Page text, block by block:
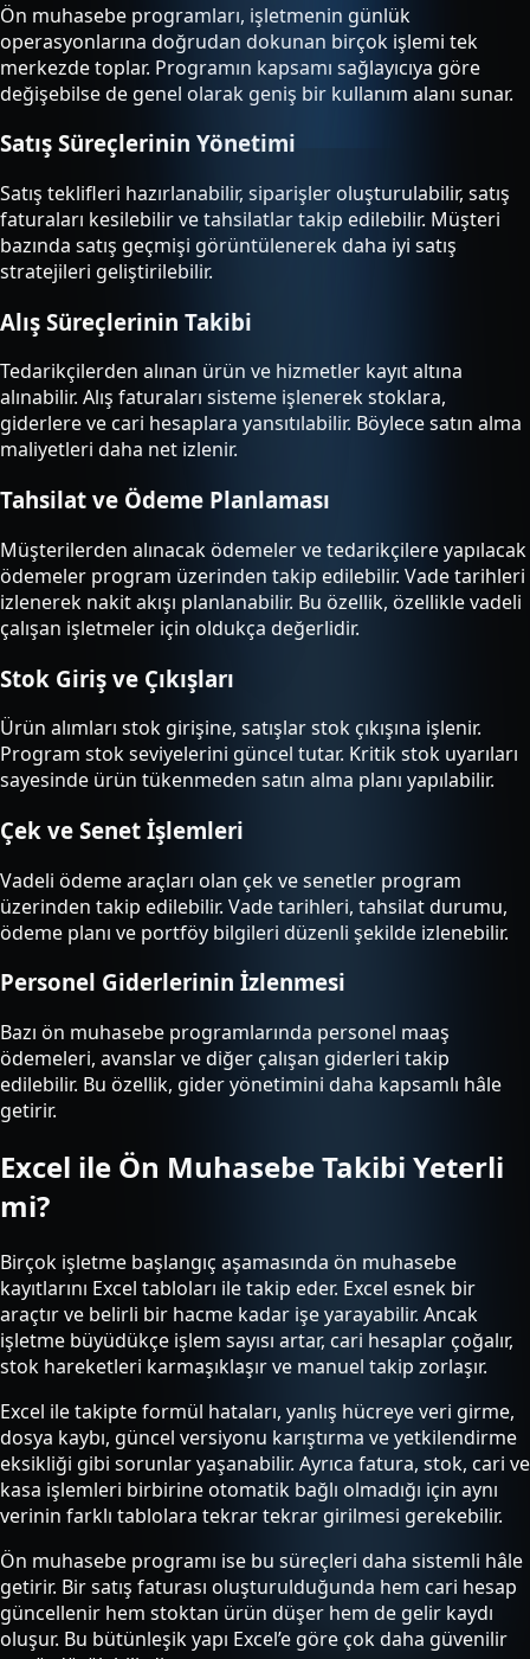
Ön muhasebe programları, işletmenin günlük
operasyonlarına doğrudan dokunan birçok işlemi tek
merkezde toplar. Programın kapsamı sağlayıcıya göre
değişebilse de genel olarak geniş bir kullanım alanı sunar.
Satış Süreçlerinin Yönetimi
Satış teklifleri hazırlanabilir, siparişler oluşturulabilir, satış
faturaları kesilebilir ve tahsilatlar takip edilebilir. Müşteri
bazında satış geçmişi görüntülenerek daha iyi satış
stratejileri geliştirilebilir.
Alış Süreçlerinin Takibi
Tedarikçilerden alınan ürün ve hizmetler kayıt altına
alınabilir. Alış faturaları sisteme işlenerek stoklara,
giderlere ve cari hesaplara yansıtılabilir. Böylece satın alma
maliyetleri daha net izlenir.
Tahsilat ve Ödeme Planlaması
Müşterilerden alınacak ödemeler ve tedarikçilere yapılacak
ödemeler program üzerinden takip edilebilir. Vade tarihleri
izlenerek nakit akışı planlanabilir. Bu özellik, özellikle vadeli
çalışan işletmeler için oldukça değerlidir.
Stok Giriş ve Çıkışları
Ürün alımları stok girişine, satışlar stok çıkışına işlenir.
Program stok seviyelerini güncel tutar. Kritik stok uyarıları
sayesinde ürün tükenmeden satın alma planı yapılabilir.
Çek ve Senet İşlemleri
Vadeli ödeme araçları olan çek ve senetler program
üzerinden takip edilebilir. Vade tarihleri, tahsilat durumu,
ödeme planı ve portföy bilgileri düzenli şekilde izlenebilir.
Personel Giderlerinin İzlenmesi
Bazı ön muhasebe programlarında personel maaş
ödemeleri, avanslar ve diğer çalışan giderleri takip
edilebilir. Bu özellik, gider yönetimini daha kapsamlı hâle
getirir.
Excel ile Ön Muhasebe Takibi Yeterli
mi?
Birçok işletme başlangıç aşamasında ön muhasebe
kayıtlarını Excel tabloları ile takip eder. Excel esnek bir
araçtır ve belirli bir hacme kadar işe yarayabilir. Ancak
işletme büyüdükçe işlem sayısı artar, cari hesaplar çoğalır,
stok hareketleri karmaşıklaşır ve manuel takip zorlaşır.
Excel ile takipte formül hataları, yanlış hücreye veri girme,
dosya kaybı, güncel versiyonu karıştırma ve yetkilendirme
eksikliği gibi sorunlar yaşanabilir. Ayrıca fatura, stok, cari ve
kasa işlemleri birbirine otomatik bağlı olmadığı için aynı
verinin farklı tablolara tekrar tekrar girilmesi gerekebilir.
Ön muhasebe programı ise bu süreçleri daha sistemli hâle
getirir. Bir satış faturası oluşturulduğunda hem cari hesap
güncellenir hem stoktan ürün düşer hem de gelir kaydı
oluşur. Bu bütünleşik yapı Excel’e göre çok daha güvenilir